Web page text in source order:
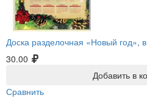
Доска разделочная «Новый год»,
30.00
Добавить в
Сравнить